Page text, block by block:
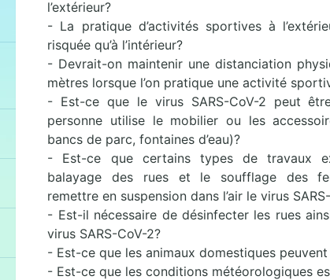
l’extérieur?
- La pratique d’activités sportives à
risquée qu’à l’intérieur?
- Devrait-on maintenir une distanciation
mètres lorsque l’on pratique une activité
- Est-ce que le virus SARS-CoV-2 peut
personne utilise le mobilier ou les
bancs de parc, fontaines d’eau)?
- Est-ce que certains types de travaux
balayage des rues et le soufflage des
remettre en suspension dans l’air le virus
- Est-il nécessaire de désinfecter les rues
virus SARS-CoV-2?
- Est-ce que les animaux domestiques
- Est-ce que les conditions météorologiques